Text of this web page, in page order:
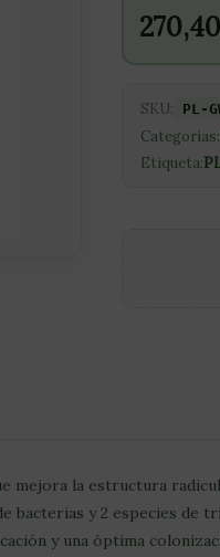
270,40
SKU: PL-
Categorías:
Etiqueta:
mejora la estructura
bacterias y 2 especies
y una óptima